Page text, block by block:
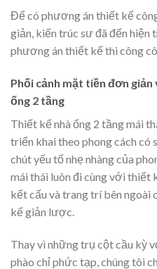
Để có phương án thiết kế
giản, kiến trúc sư đã đến hiện
phương án thiết kế thi công
Phối cảnh mặt tiền đơn giản
ống 2 tầng
Thiết kế nhà ống 2 tầng mái
triển khai theo phong cách có
chút yếu tố nhẹ nhàng của
mái thái luôn đi cùng với thiết
kết cấu và trang trí bên
kế giản lược.
Thay vì những trụ cột cầu kỳ
phào chỉ phức tạp, chúng tôi